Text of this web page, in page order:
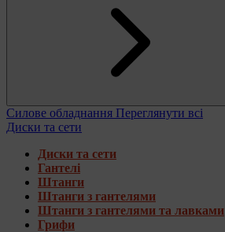
Силове обладнання Переглянути всі
Диски та сети
Диски та сети
Гантелі
Штанги
Штанги з гантелями
Штанги з гантелями та лавками
Грифи